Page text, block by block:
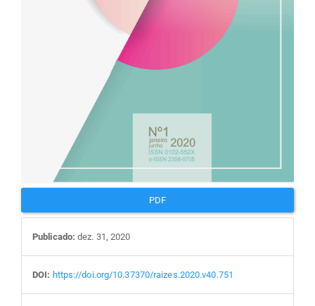
PDF
Publicado: dez. 31, 2020
DOI: https://doi.org/10.37370/raizes.2020.v40.751